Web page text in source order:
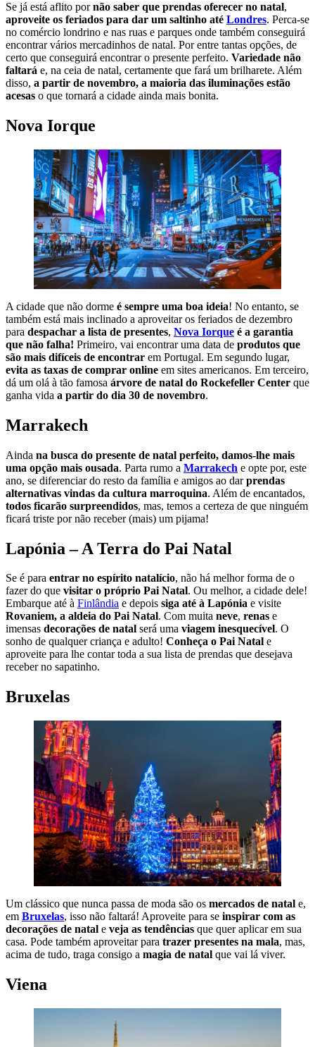
Se já está aflito pornão saber que prendas oferecer no natal,
aproveite os feriados para dar um saltinho até Londres. Perca-se
no comércio londrino e nas ruas e parques onde também conseguirá
encontrar vários mercadinhos de natal. Por entre tantas opções, de
certo que conseguirá encontrar o presente perfeito. Variedade não
faltará e, na ceia de natal, certamente que fará um brilharete. Além
disso, a partir de novembro, a maioria das iluminações estão
acesas o que tornará a cidade ainda mais bonita.
Nova Iorque
A cidade que não dorme é sempre uma boa ideia! No entanto, se
também está mais inclinado a aproveitar os feriados de dezembro
para despachar a lista de presentes, Nova Iorque é a garantia
que não falha! Primeiro, vai encontrar uma data de produtos que
são mais difíceis de encontrar em Portugal. Em segundo lugar,
evita as taxas de comprar online em sites americanos. Em terceiro,
dá um olá à tão famosa árvore de natal do Rockefeller Center que
ganha vida a partir do dia 30 de novembro.
Marrakech
Ainda na busca do presente de natal perfeito, damos-lhe mais
uma opção mais ousada. Parta rumo a Marrakech e opte por, este
ano, se diferenciar do resto da família e amigos ao darprendas
alternativas vindas da cultura marroquina. Além de encantados,
todos ficarão surpreendidos, mas, temos a certeza de que ninguém
ficará triste por não receber (mais) um pijama!
Lapónia – A Terra do Pai Natal
Se é para entrar no espírito natalício, não há melhor forma de o
fazer do que visitar o próprio Pai Natal. Ou melhor, a cidade dele!
Embarque até à Finlândia e depois siga até à Lapónia e visite
Rovaniem, a aldeia do Pai Natal. Com muita neve, renas e
imensas decorações de natal será uma viagem inesquecível. O
sonho de qualquer criança e adulto! Conheça o Pai Natal e
aproveite para lhe contar toda a sua lista de prendas que desejava
receber no sapatinho.
Bruxelas
Um clássico que nunca passa de moda são os mercados de natal e,
em Bruxelas, isso não faltará! Aproveite para se inspirar com as
decorações de natal e veja as tendências que quer aplicar em sua
casa. Pode também aproveitar para trazer presentes na mala, mas,
acima de tudo, traga consigo a magia de natal que vai lá viver.
Viena